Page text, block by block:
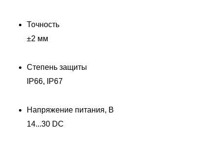
Точность
±2 мм
Степень защиты
IP66, IP67
Напряжение питания, В
14...30 DC